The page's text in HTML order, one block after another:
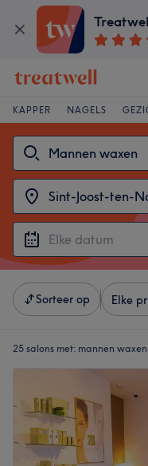
KAPPER NAGELS
Sorteer op Elke
25 salons met: mannen